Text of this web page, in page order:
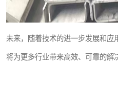
未来，随着技术的进一步发展和应
将为更多行业带来高效、可靠的解